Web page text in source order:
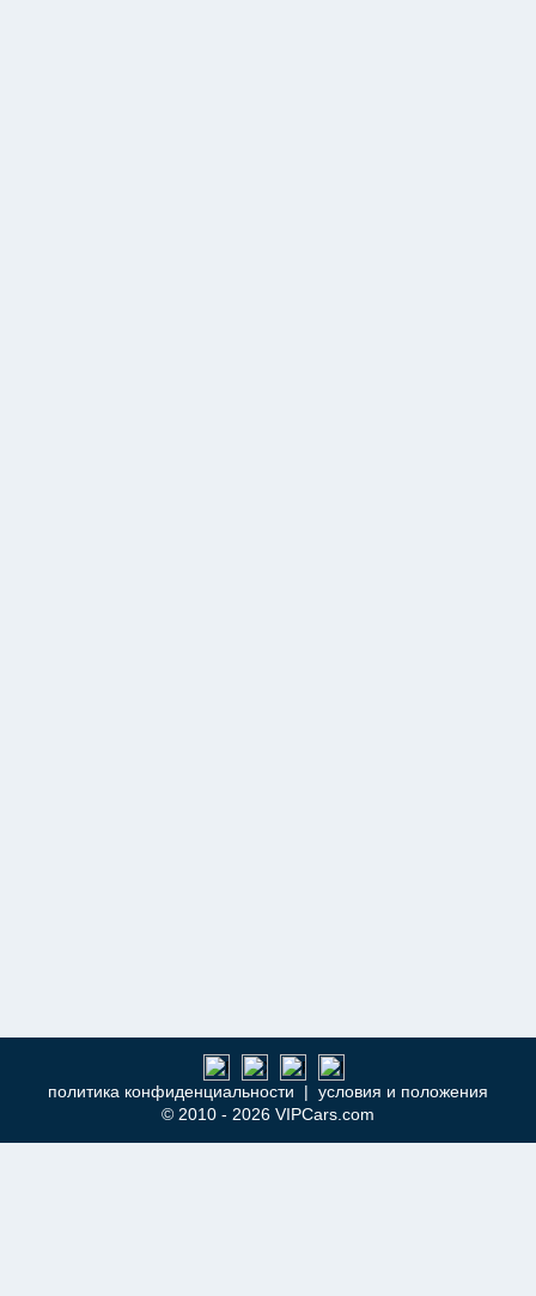
политика конфиденциальности | условия и положения
© 2010 - 2026 VIPCars.com